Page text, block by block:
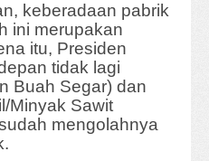
keberadaan pabrik
ini merupakan
itu, Presiden
tidak lagi
Buah Segar) dan
Minyak Sawit
mengolahnya